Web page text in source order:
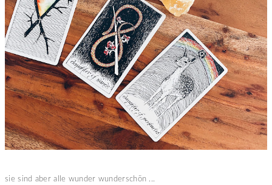
sie sind aber alle wunder wunderschön ...